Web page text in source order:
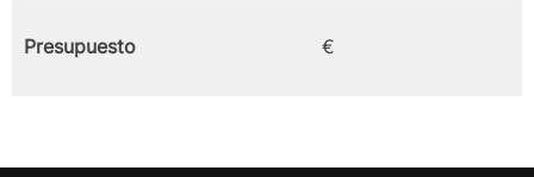
Presupuesto €